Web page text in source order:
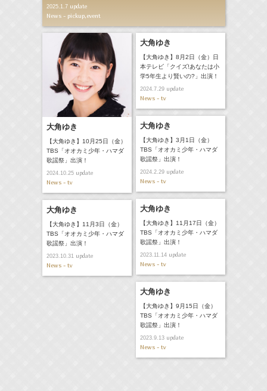
2025.1.7update
News - pickup,event
大角ゆき
【大角ゆき】10月25日（金）
TBS「オオカミ少年・ハマダ
歌謡祭」出演！
2024.10.25update
News - tv
大角ゆき
【大角ゆき】8月2日（金）日
本テレビ「クイズ!あなたは小
学5年生より賢いの?」出演！
2024.7.29update
News - tv
大角ゆき
【大角ゆき】3月1日（金）
TBS「オオカミ少年・ハマダ
歌謡祭」出演！
2024.2.29update
News - tv
大角ゆき
【大角ゆき】11月17日（金）
TBS「オオカミ少年・ハマダ
歌謡祭」出演！
2023.11.14update
News - tv
大角ゆき
【大角ゆき】11月3日（金）
TBS「オオカミ少年・ハマダ
歌謡祭」出演！
2023.10.31update
News - tv
大角ゆき
【大角ゆき】9月15日（金）
TBS「オオカミ少年・ハマダ
歌謡祭」出演！
2023.9.13update
News - tv